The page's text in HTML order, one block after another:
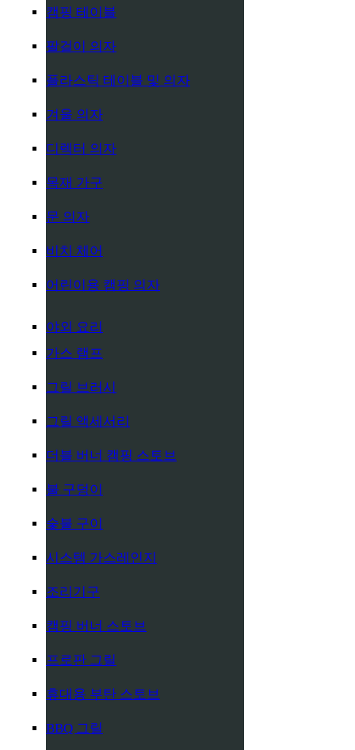
캠핑 테이블
팔걸이 의자
플라스틱 테이블 및 의자
겨울 의자
디렉터 의자
목재 가구
문 의자
비치 체어
어린이용 캠핑 의자
야외 요리
가스 램프
그릴 브러시
그릴 액세서리
더블 버너 캠핑 스토브
불 구덩이
숯불 구이
시스템 가스레인지
조리기구
캠핑 버너 스토브
프로판 그릴
휴대용 부탄 스토브
BBQ 그릴